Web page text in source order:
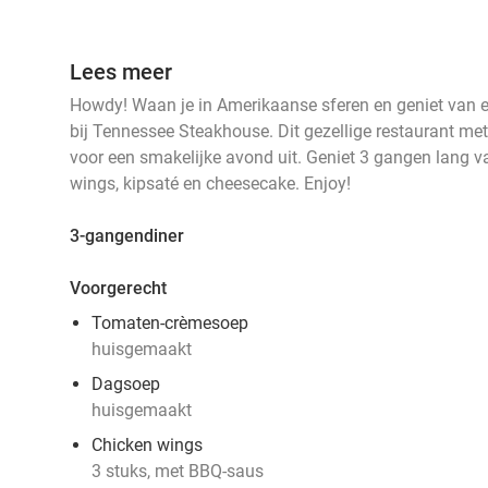
Lees meer
Howdy! Waan je in Amerikaanse sferen en geniet van
bij Tennessee Steakhouse. Dit gezellige restaurant
voor een smakelijke avond uit. Geniet 3 gangen lang
wings, kipsaté en cheesecake. Enjoy!
3-gangendiner
Voorgerecht
Tomaten-crèmesoep
huisgemaakt
Dagsoep
huisgemaakt
Chicken wings
3 stuks, met BBQ-saus